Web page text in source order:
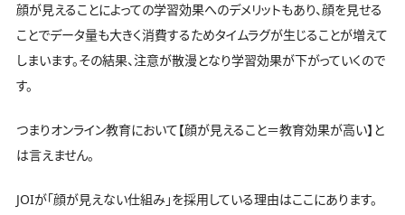
顔が見えることによっての学習効果へのデメリットもあり、顔を見せる
ことでデータ量も大きく消費するためタイムラグが生じることが増えて
しまいます。その結果、注意が散漫となり学習効果が下がっていくので
す。
つまりオンライン教育において【顔が見えること＝教育効果が高い】と
は言えません。
JOIが「顔が見えない仕組み」を採用している理由はここにあります。